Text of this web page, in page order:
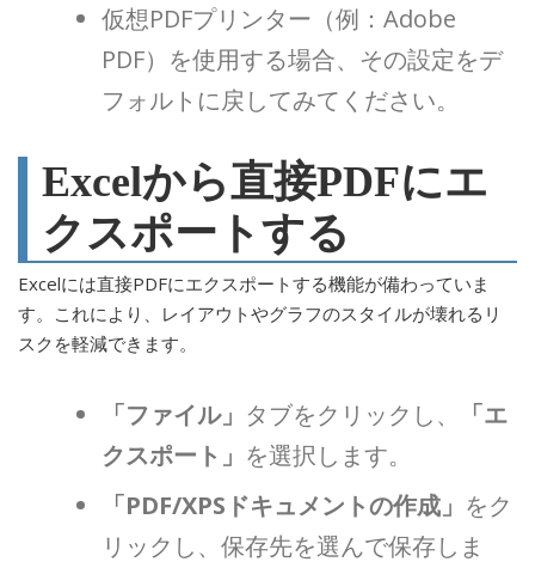
仮想PDFプリンター（例：Adobe
PDF）を使用する場合、その設定をデ
フォルトに戻してみてください。
Excelから直接PDFにエ
クスポートする
Excelには直接PDFにエクスポートする機能が備わっていま
す。これにより、レイアウトやグラフのスタイルが壊れるリ
スクを軽減できます。
「ファイル」 タブをクリックし、
「エ
クスポート」 を選択します。
「PDF/XPSドキュメントの作成」 をク
リックし、保存先を選んで保存しま